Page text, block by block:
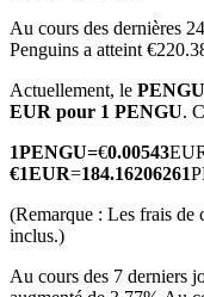
TradFi
Produits dérivés
premières
Au cours des dernières
Penguins a atteint
Actuellement, le
EUR pour 1 PENGU.
1PENGU=€0.00543
€1EUR=184.16206261
(Remarque : Les frais de
inclus.)
Au cours des 7 derniers